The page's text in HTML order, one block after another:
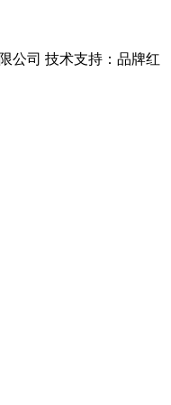
公司 技术支持：品牌红